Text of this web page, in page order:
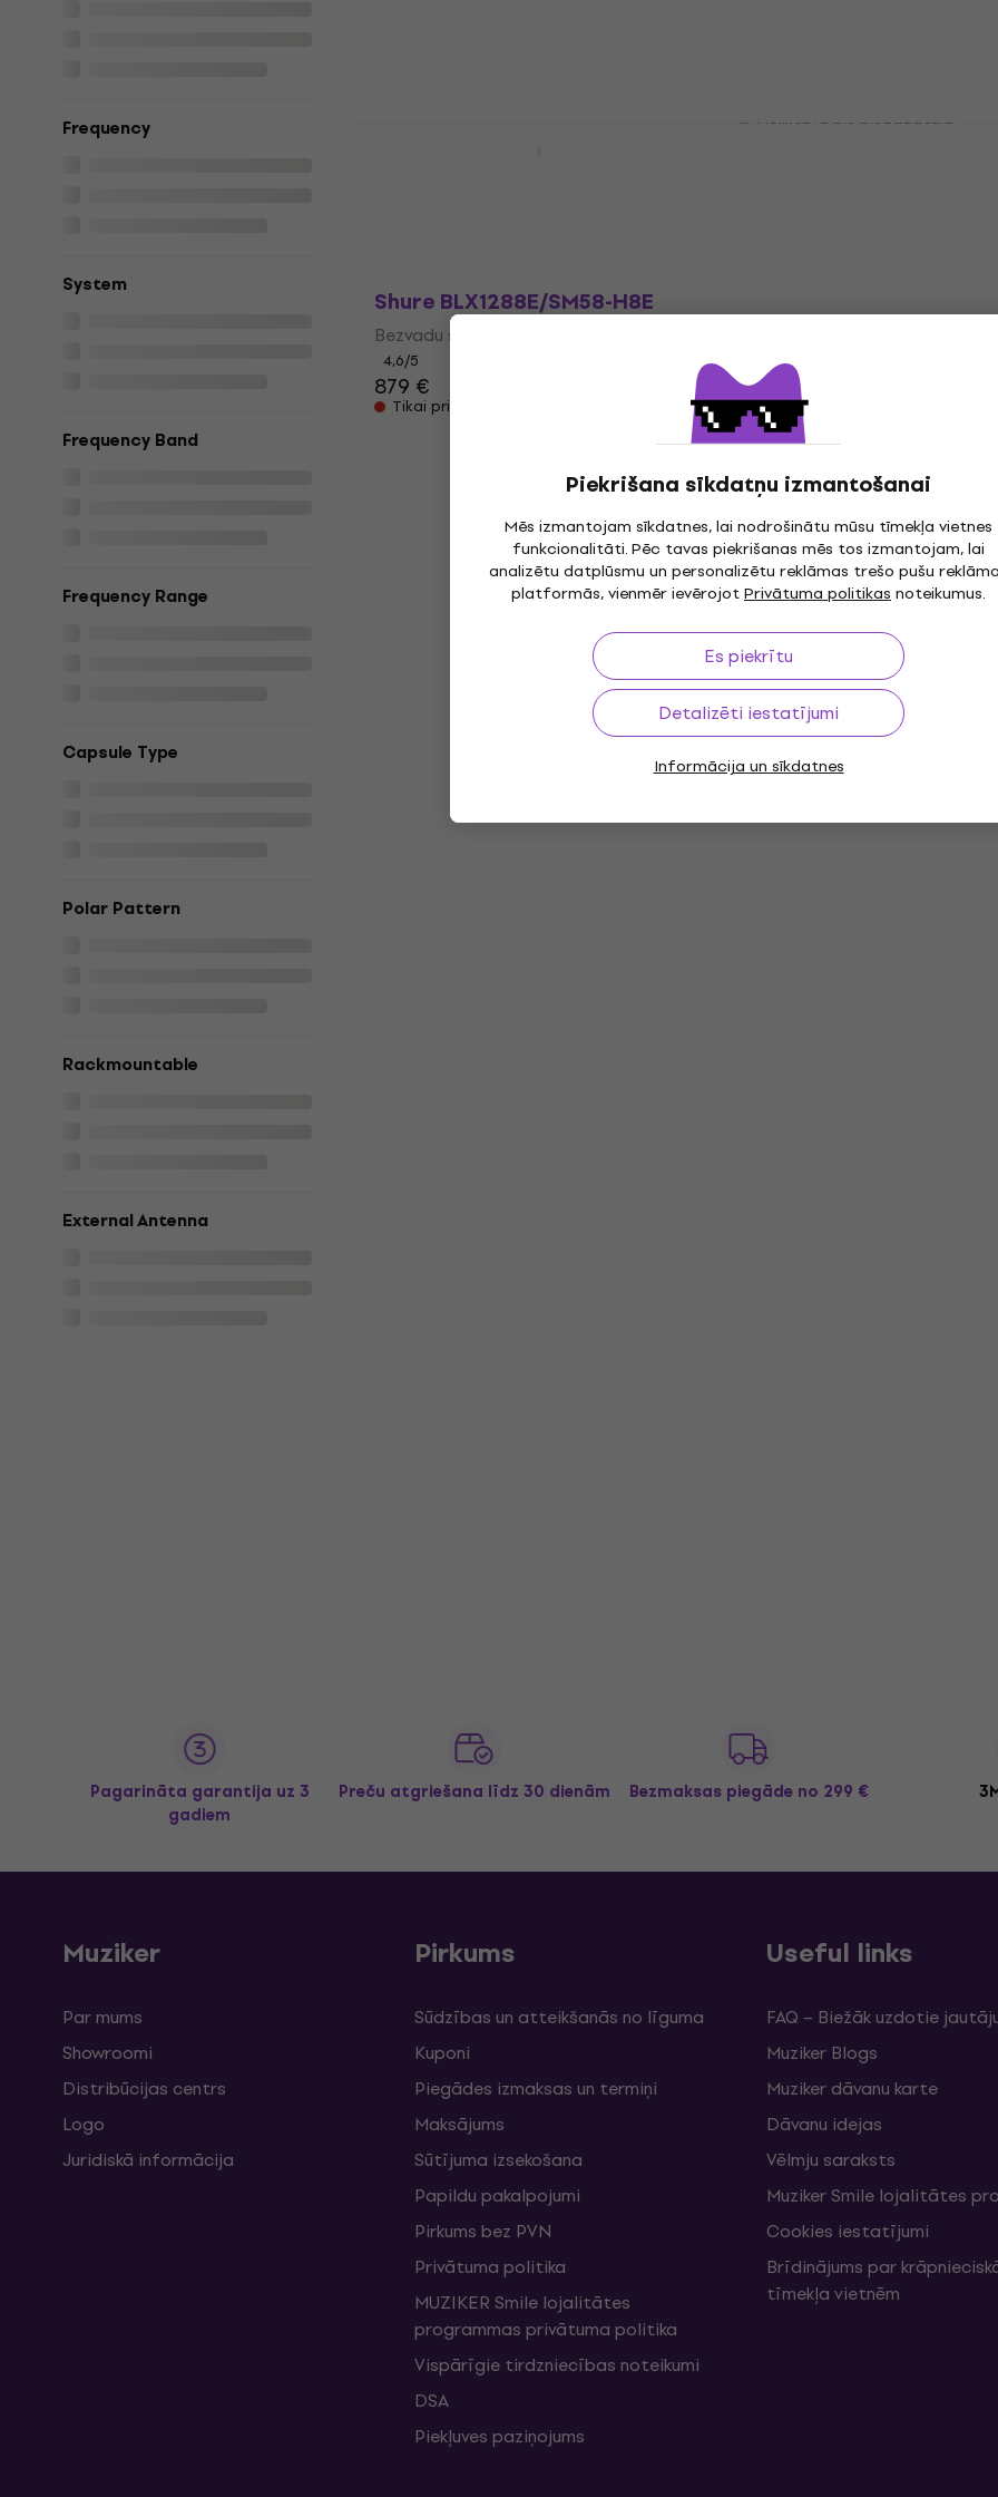
Piekrišana sīkdatņu izmantošanai
Mēs izmantojam sīkdatnes, lai nodrošinātu mūsu tīmekļa vietnes
funkcionalitāti. Pēc tavas piekrišanas mēs tos izmantojam, lai
analizētu datplūsmu un personalizētu reklāmas trešo pušu
platformās, vienmēr ievērojotPrivātuma politikasnoteikumus.
Es piekrītu
Detalizēti iestatījumi
Informācija un sīkdatnes
Frequency
System
Frequency Band
Frequency Range
Capsule Type
Polar Pattern
Rackmountable
External Antenna
Noliktavā pie piegādātāja
Shure BLX1288E/SM35-
Shure BLX1288E/SM58-H8E
Bezvadu sistēma
4,6/5
879 €
Tikai priekšpasūtījumi
Pagarināta garantija uz 3
gadiem
Preču atgriešana līdz 30 dienām Bezmaksas piegāde no 299 €
Muziker
Par mums
Showroomi
Distribūcijas centrs
Logo
Juridiskā informācija
Pirkums
Sūdzības un atteikšanās no līguma
Kuponi
Piegādes izmaksas un termiņi
Maksājums
Sūtījuma izsekošana
Papildu pakalpojumi
Pirkums bez PVN
Privātuma politika
MUZIKER Smile lojalitātes
programmas privātuma politika
Vispārīgie tirdzniecības noteikumi
DSA
Piekļuves paziņojums
Useful links
FAQ – Biežāk uzdotie
Muziker Blogs
Muziker dāvanu karte
Dāvanu idejas
Vēlmju saraksts
Muziker Smile lojalitātes
Cookies iestatījumi
Brīdinājums par
tīmekļa vietnēm